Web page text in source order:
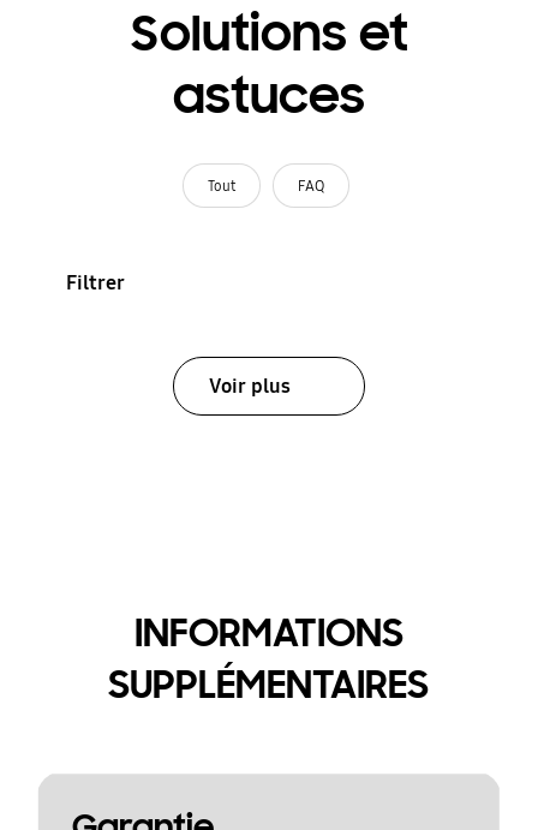
Solutions et
astuces
Tout FAQ
Filtrer
Voir plus
INFORMATIONS
SUPPLÉMENTAIRES